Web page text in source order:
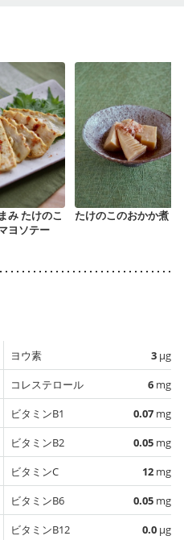
み たけのこ
ヨソテー
たけのこのおかか煮
ヨウ素 3 µg
コレステロール
6 mg
ビタミンB1
0.07 mg
ビタミンB2
0.05 mg
ビタミンC
12 mg
ビタミンB6
0.05 mg
ビタミンB12
0.0 µg